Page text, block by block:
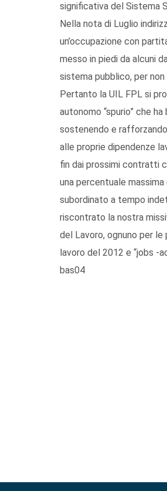
significativa del Sistema
Nella nota di Luglio
un’occupazione con
messo in piedi da alcuni
sistema pubblico, per
Pertanto la UIL FPL si
autonomo “spurio” che
sostenendo e
alle proprie dipendenze
fin dai prossimi contratti
una percentuale
subordinato a tempo
riscontrato la nostra
del Lavoro, ognuno per
lavoro del 2012 e “jobs -
bas04